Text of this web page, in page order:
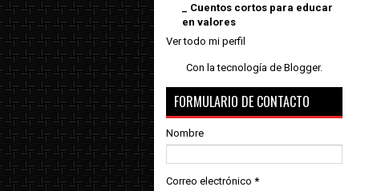
_ Cuentos cortos para educar
en valores
Ver todo mi perfil
Con la tecnología de Blogger.
FORMULARIO DE CONTACTO
Nombre
Correo electrónico *